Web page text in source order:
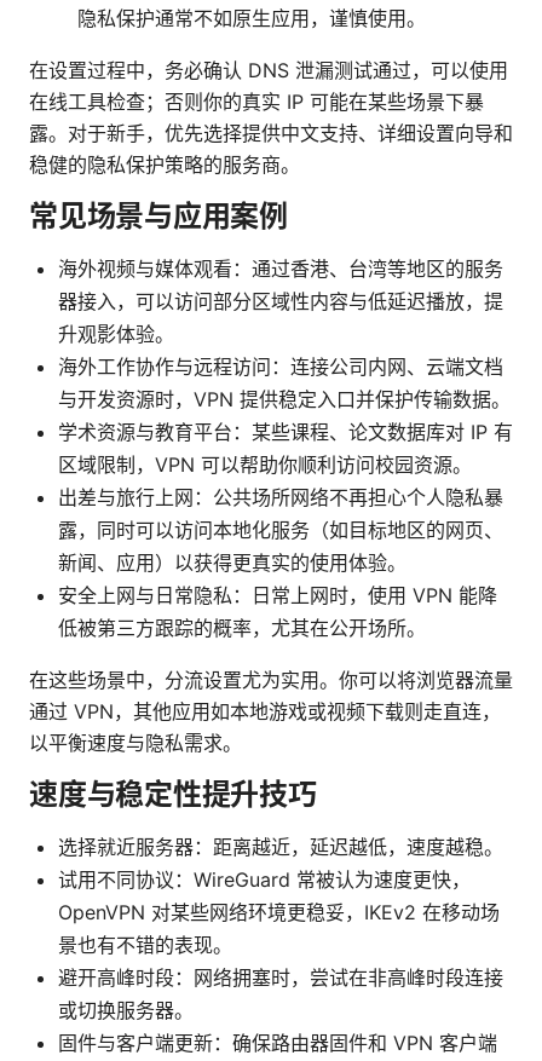
隐私保护通常不如原生应用，谨慎使用。
在设置过程中，务必确认 DNS 泄漏测试通过，可以使用
在线工具检查；否则你的真实 IP 可能在某些场景下暴
露。对于新手，优先选择提供中文支持、详细设置向导和
稳健的隐私保护策略的服务商。
常见场景与应用案例
海外视频与媒体观看：通过香港、台湾等地区的服务
器接入，可以访问部分区域性内容与低延迟播放，提
升观影体验。
海外工作协作与远程访问：连接公司内网、云端文档
与开发资源时，VPN 提供稳定入口并保护传输数据。
学术资源与教育平台：某些课程、论文数据库对 IP 有
区域限制，VPN 可以帮助你顺利访问校园资源。
出差与旅行上网：公共场所网络不再担心个人隐私暴
露，同时可以访问本地化服务（如目标地区的网页、
新闻、应用）以获得更真实的使用体验。
安全上网与日常隐私：日常上网时，使用 VPN 能降
低被第三方跟踪的概率，尤其在公开场所。
在这些场景中，分流设置尤为实用。你可以将浏览器流量
通过 VPN，其他应用如本地游戏或视频下载则走直连，
以平衡速度与隐私需求。
速度与稳定性提升技巧
选择就近服务器：距离越近，延迟越低，速度越稳。
试用不同协议：WireGuard 常被认为速度更快，
OpenVPN 对某些网络环境更稳妥，IKEv2 在移动场
景也有不错的表现。
避开高峰时段：网络拥塞时，尝试在非高峰时段连接
或切换服务器。
固件与客户端更新：确保路由器固件和 VPN 客户端